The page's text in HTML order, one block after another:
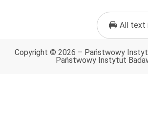
All text
Copyright © 2026 – Państwowy
Państwowy Instytut